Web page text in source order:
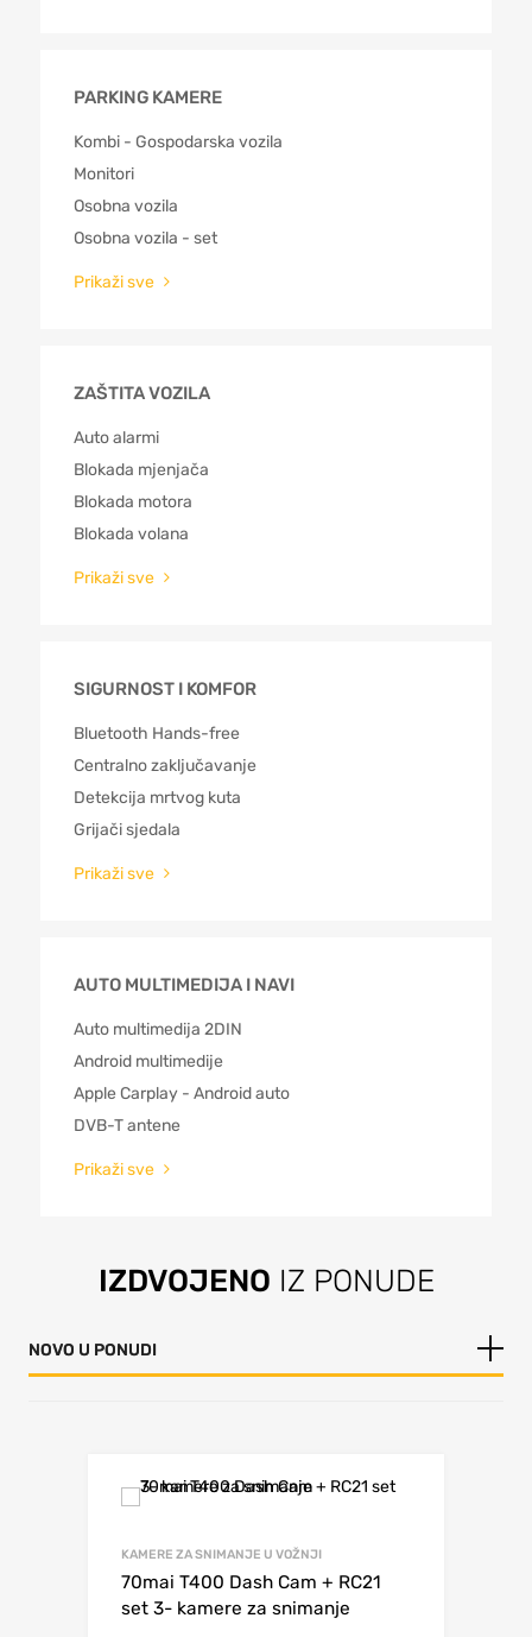
PARKING KAMERE
Kombi - Gospodarska vozila
Monitori
Osobna vozila
Osobna vozila - set
Prikaži sve
ZAŠTITA VOZILA
Auto alarmi
Blokada mjenjača
Blokada motora
Blokada volana
Prikaži sve
SIGURNOST I KOMFOR
Bluetooth Hands-free
Centralno zaključavanje
Detekcija mrtvog kuta
Grijači sjedala
Prikaži sve
AUTO MULTIMEDIJA I NAVI
Auto multimedija 2DIN
Android multimedije
Apple Carplay - Android auto
DVB-T antene
Prikaži sve
IZDVOJENO IZ PONUDE
NOVO U PONUDI
KAMERE ZA SNIMANJE U VOŽNJI
70mai T400 Dash Cam + RC21
set 3- kamere za snimanje